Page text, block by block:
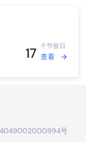
17 个节假日
查看
号